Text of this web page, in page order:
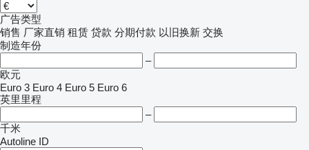
广告类型
销售 厂家直销 租赁 贷款 分期付款 以旧换新 交换
制造年份
–
欧元
Euro 3 Euro 4 Euro 5 Euro 6
英里里程
–
千米
Autoline ID